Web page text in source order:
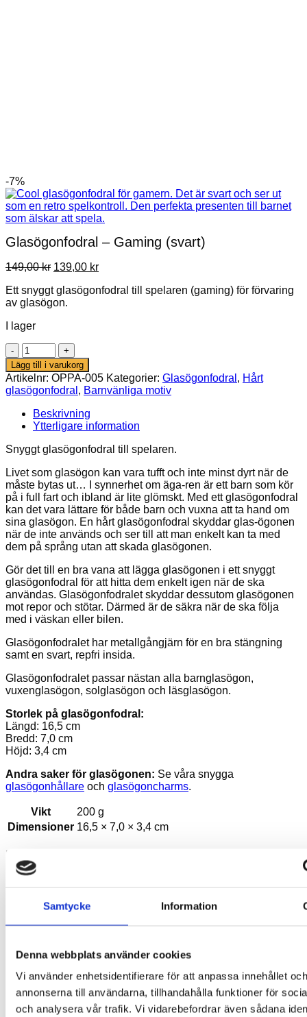
Samtycke Information
Denna webbplats använder cookies
Vi använder enhetsidentifierare för att anpassa innehållet och
annonserna till användarna, tillhandahålla funktioner för
och analysera vår trafik. Vi vidarebefordrar även sådana
-7%
Glasögonfodral – Gaming (svart)
149,00kr Det
priset
var:
139,00 krDet
priset
Ett snyggt glasögonfodral till spelaren (gaming) för förvaring
av glasögon.
I lager
Glasögonfodral
-
Gaming
(svart)
mängd
Lägg till i varukorg
Artikelnr: OPPA-005 Kategorier: Glasögonfodral , Hårt
glasögonfodral , Barnvänliga motiv
Beskrivning
Ytterligare information
Snyggt glasögonfodral till spelaren.
Livet som glasögon kan vara tufft och inte minst dyrt när de
måste bytas ut… I synnerhet om äga-ren är ett barn som kör
på i full fart och ibland är lite glömskt. Med ett glasögonfodral
kan det vara lättare för både barn och vuxna att ta hand om
sina glasögon. En hårt glasögonfodral skyddar glas-ögonen
när de inte används och ser till att man enkelt kan ta med
dem på språng utan att skada glasögonen.
Gör det till en bra vana att lägga glasögonen i ett snyggt
glasögonfodral för att hitta dem enkelt igen när de ska
användas. Glasögonfodralet skyddar dessutom glasögonen
mot repor och stötar. Därmed är de säkra när de ska följa
med i väskan eller bilen.
Glasögonfodralet har metallgångjärn för en bra stängning
samt en svart, repfri insida.
Glasögonfodralet passar nästan alla barnglasögon,
vuxenglasögon, solglasögon och läsglasögon.
Storlek på glasögonfodral:
Längd: 16,5 cm
Bredd: 7,0 cm
Höjd: 3,4 cm
Andra saker för glasögonen: Se våra snygga
glasögonhållare och glasögoncharms.
Vikt
200 g
Dimensioner 16,5 × 7,0 × 3,4 cm
Du kanske också gillar …